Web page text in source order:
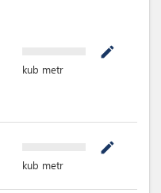
mode_edit
kub metr
mode_edit
kub metr